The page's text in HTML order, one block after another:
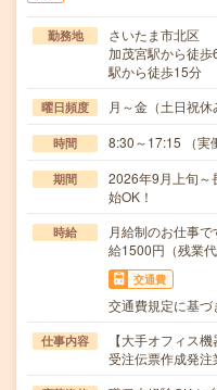
勤務地
さいたま市北区
加茂宮駅から徒
駅から徒歩15分
曜日頻度 月～金（土日祝休
時間 8:30～17:15 （
期間
2026年9月上旬
始OK！
時給
月給制のお仕事
給1500円（残業
交通費
交通費規定に基
仕事内容
【大手オフィス
受注伝票作成発